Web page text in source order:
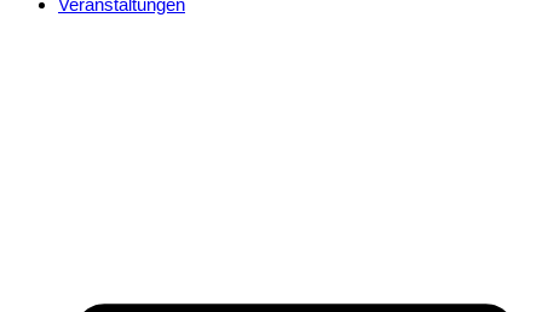
Veranstaltungen